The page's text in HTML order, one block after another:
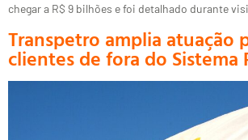
chegar a R$ 9 bilhões e foi detalhado durante
Transpetro amplia atuação
clientes de fora do Sistema